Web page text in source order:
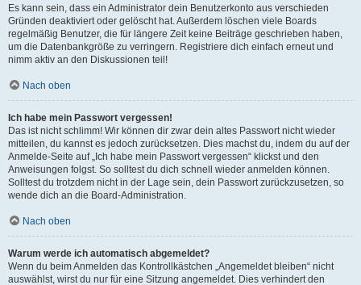
Es kann sein, dass ein Administrator dein Benutzerkonto aus verschieden
Gründen deaktiviert oder gelöscht hat. Außerdem löschen viele Boards
regelmäßig Benutzer, die für längere Zeit keine Beiträge geschrieben haben,
um die Datenbankgröße zu verringern. Registriere dich einfach erneut und
nimm aktiv an den Diskussionen teil!
Nach oben
Ich habe mein Passwort vergessen!
Das ist nicht schlimm! Wir können dir zwar dein altes Passwort nicht wieder
mitteilen, du kannst es jedoch zurücksetzen. Dies machst du, indem du auf der
Anmelde-Seite auf „Ich habe mein Passwort vergessen“ klickst und den
Anweisungen folgst. So solltest du dich schnell wieder anmelden können.
Solltest du trotzdem nicht in der Lage sein, dein Passwort zurückzusetzen, so
wende dich an die Board-Administration.
Nach oben
Warum werde ich automatisch abgemeldet?
Wenn du beim Anmelden das Kontrollkästchen „Angemeldet bleiben“ nicht
auswählst, wirst du nur für eine Sitzung angemeldet. Dies verhindert den